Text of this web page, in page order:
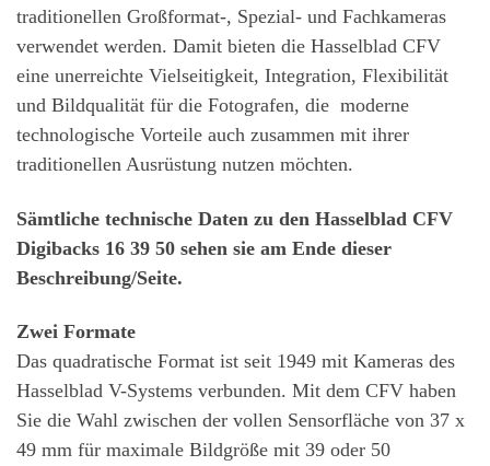
traditionellen Großformat-, Spezial- und Fachkameras
verwendet werden. Damit bieten die Hasselblad CFV
eine unerreichte Vielseitigkeit, Integration, Flexibilität
und Bildqualität für die Fotografen, die moderne
technologische Vorteile auch zusammen mit ihrer
traditionellen Ausrüstung nutzen möchten.
Sämtliche technische Daten zu den Hasselblad CFV
Digibacks 16 39 50 sehen sie am Ende dieser
Beschreibung/Seite.
Zwei Formate
Das quadratische Format ist seit 1949 mit Kameras des
Hasselblad V-Systems verbunden. Mit dem CFV haben
Sie die Wahl zwischen der vollen Sensorfläche von 37 x
49 mm für maximale Bildgröße mit 39 oder 50